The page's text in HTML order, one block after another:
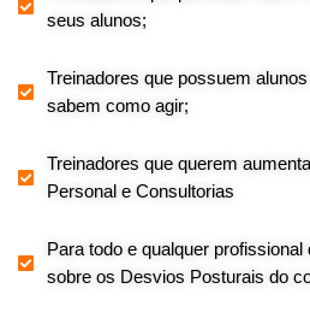
seus alunos;
Treinadores que possuem
sabem como agir;
Treinadores que querem
Personal e Consultorias
Para todo e qualquer
sobre os Desvios Posturais do